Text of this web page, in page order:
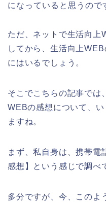
になっていると思うので
ただ、ネットで生活向上
してから、生活向上
にはいるでしょう。
そこでこちらの記事では
WEBの感想について、
ますね。
まず、私自身は、携帯
感想】という感じで調べ
多分ですが、今、このよ